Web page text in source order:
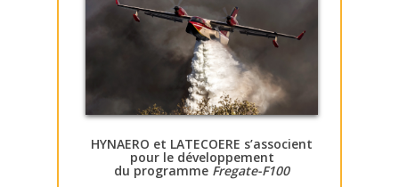
HYNAERO et LATECOERE s’associent
pour le développement
du programme Fregate-F100